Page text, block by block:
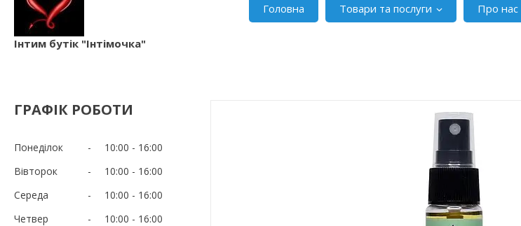
Інтим бутік "Інтімочка"
Головна Товари та послуги Про нас
ГРАФІК РОБОТИ
Понеділок 10:00
16:00
Вівторок
10:00
16:00
Середа
10:00
16:00
Четвер
10:00
16:00